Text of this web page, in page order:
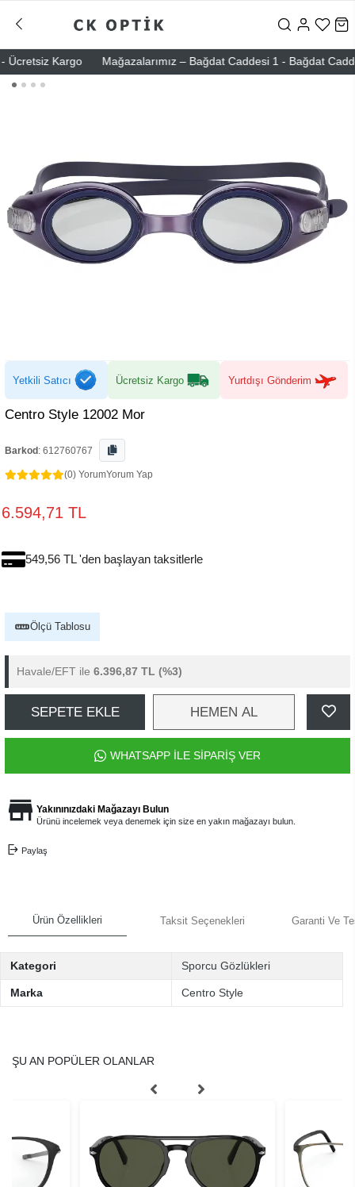
Kargo Mağazalarımız – Bağdat Caddesi 1 - Bağdat
Yetkili Satıcı Ücretsiz Kargo Yurtdışı Gönderim
Centro Style 12002 Mor
Barkod : 612760767
(0) YorumYorum Yap
6.594,71 TL
549,56 TL 'den başlayan taksitlerle
Ölçü Tablosu
Havale/EFT ile 6.396,87 TL (%3)
SEPETE EKLE HEMEN AL
WHATSAPP İLE SİPARİŞ VER
Yakınınızdaki Mağazayı Bulun
Ürünü incelemek veya denemek için size en yakın mağazayı bulun.
Paylaş
Ürün Özellikleri Taksit Seçenekleri Garanti Ve
Kategori Sporcu Gözlükleri
Marka Centro Style
ŞU AN POPÜLER OLANLAR